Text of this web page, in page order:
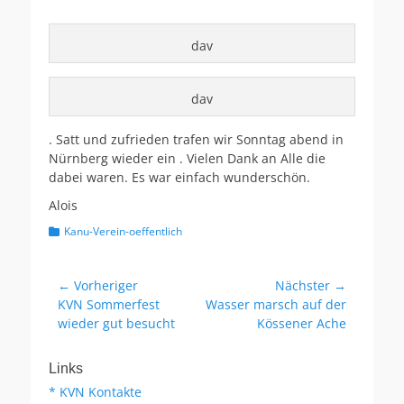
dav
dav
. Satt und zufrieden trafen wir Sonntag abend in
Nürnberg wieder ein . Vielen Dank an Alle die
dabei waren. Es war einfach wunderschön.
Alois
Kategorien
Kanu-Verein-oeffentlich
Beitragsnavigation
← Vorheriger
Vorheriger
Beitrag:
KVN Sommerfest
wieder gut besucht
Nächster →
Nächster
Wasser marsch auf der
Kössener Ache
Links
* KVN Kontakte